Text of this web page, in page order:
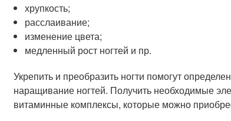
хрупкость;
расслаивание;
изменение цвета;
медленный рост ногтей и пр.
Укрепить и преобразить ногти помогут
наращивание ногтей. Получить необходимые
витаминные комплексы, которые можно